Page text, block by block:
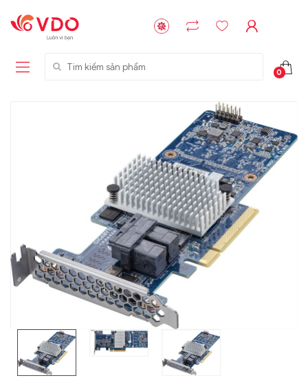
Tìm kiếm sản phẩm
0
Liên hệ
GIGABYTE
G593-ZD1 (rev.
AAX1)